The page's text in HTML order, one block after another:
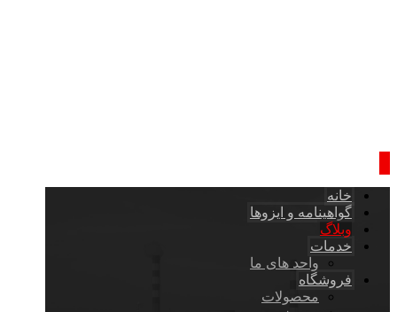
خانه
گواهینامه و ایزوها
وبلاگ
خدمات
واحد های ما
فروشگاه
محصولات